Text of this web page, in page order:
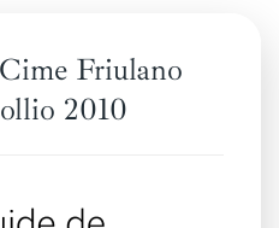
Friulano
2010